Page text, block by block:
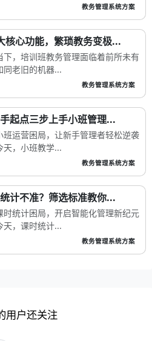
教务管理系统方案
核心功能，繁琐教务变极...
，培训班教务管理面临着前所未有
同老旧的机器...
教务管理系统方案
起点三步上手小班管理...
运营困局，让新手管理者轻松逆袭
天，小班教学...
教务管理系统方案
计不准？筛选标准教你...
统计困局，开启智能化管理新纪元
天，课时统计...
教务管理系统方案
用户还关注